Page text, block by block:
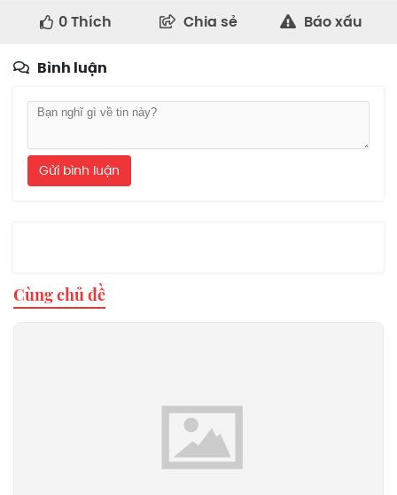
0Thích Chia sẻ Báo xấu
Bình luận
Gửi bình luận
Cùng chủ đề